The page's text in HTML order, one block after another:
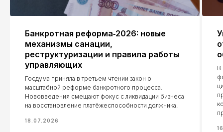
Банкротная реформа‑2026: новые
механизмы санации,
реструктуризации и правила работы
управляющих
Госдума приняла в третьем чтении закон о
масштабной реформе банкротного процесса.
Нововведения смещают фокус с ликвидации бизнеса
на восстановление платёжеспособности должника.
18.07.2026
В
Москва, Семёновская площадь, 7к17
Порядок обработки персональных
информация
КОЛЛЕГИЯ АДВОКАТОВ ГОРОДА МОСКВЫ
"К5"
ИНН: 9705255854
ОГРН: 1267700149518
Москва, Семёновская площадь, 7к17